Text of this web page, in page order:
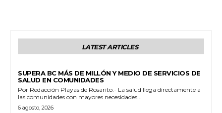
LATEST ARTICLES
SUPERA BC MÁS DE MILLÓN Y MEDIO DE SERVICIOS DE
SALUD EN COMUNIDADES
Por Redacción Playas de Rosarito.- La salud llega directamente a
las comunidades con mayores necesidades...
6 agosto, 2026